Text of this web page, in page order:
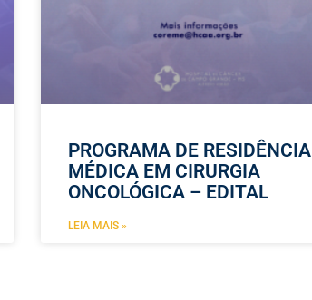
PROGRAMA DE RESIDÊNCIA
MÉDICA EM CIRURGIA
ONCOLÓGICA – EDITAL
LEIA MAIS »